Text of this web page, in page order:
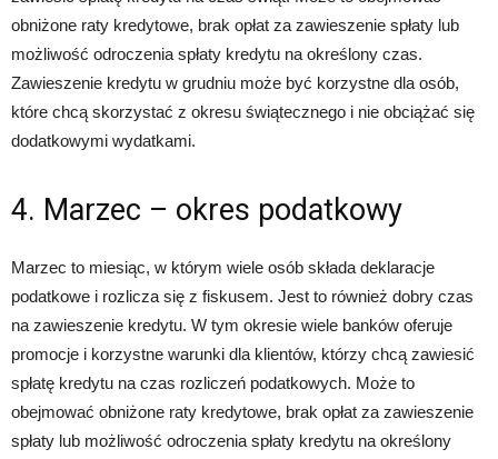
obniżone raty kredytowe, brak opłat za zawieszenie spłaty lub
możliwość odroczenia spłaty kredytu na określony czas.
Zawieszenie kredytu w grudniu może być korzystne dla osób,
które chcą skorzystać z okresu świątecznego i nie obciążać się
dodatkowymi wydatkami.
4. Marzec – okres podatkowy
Marzec to miesiąc, w którym wiele osób składa deklaracje
podatkowe i rozlicza się z fiskusem. Jest to również dobry czas
na zawieszenie kredytu. W tym okresie wiele banków oferuje
promocje i korzystne warunki dla klientów, którzy chcą zawiesić
spłatę kredytu na czas rozliczeń podatkowych. Może to
obejmować obniżone raty kredytowe, brak opłat za zawieszenie
spłaty lub możliwość odroczenia spłaty kredytu na określony